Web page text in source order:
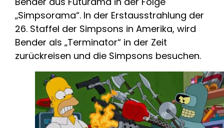
„Simpsorama“. In der Erstausstrahlung der
26. Staffel der Simpsons in Amerika, wird
Bender als „Terminator“ in der Zeit
zurückreisen und die Simpsons besuchen.